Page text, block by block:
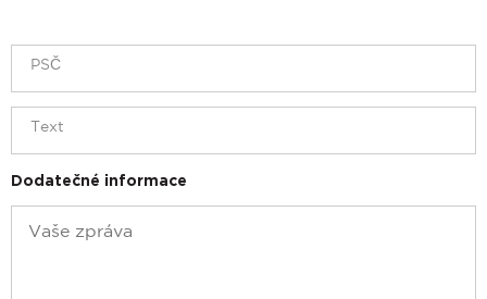
Dodatečné informace